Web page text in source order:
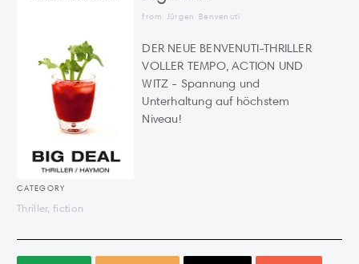
from Jürgen Benvenuti
DER NEUE BENVENUTI-THRILLER
VOLLER TEMPO, ACTION UND
WITZ - Spannung und
Unterhaltung auf höchstem
Niveau!
CATEGORY
Thriller, fiction